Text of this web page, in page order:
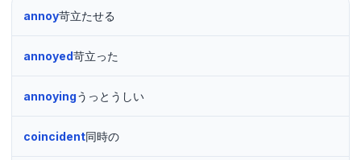
annoy苛立たせる
annoyed苛立った
annoyingうっとうしい
coincident同時の